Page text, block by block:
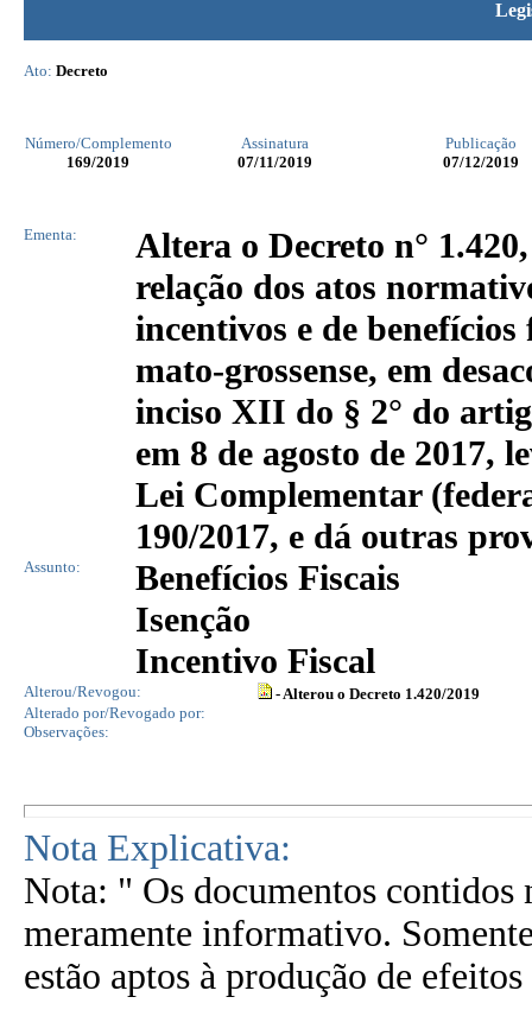
Ato: Decreto
Número/Complemento Assinatura
Publicação
169/2019 07/11/2019 07/12/2019
Ementa:
Altera o Decreto n°
relação dos atos
incentivos e de
mato-grossense, em
inciso XII do § 2° do
em 8 de agosto de 2017,
Lei Complementar
190/2017, e dá outras
Assunto:
Benefícios Fiscais
Isenção
Incentivo Fiscal
Alterou/Revogou:
- Alterou o Decreto 1.420/2019
Alterado por/Revogado por:
Observações:
Nota Explicativa:
Nota: " Os documentos contidos
meramente informativo.
estão aptos à produção de